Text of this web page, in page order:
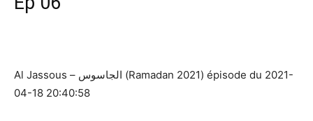
Al Jassous – الجاسوس (Ramadan 2021) épisode du 2021-
04-18 20:40:58